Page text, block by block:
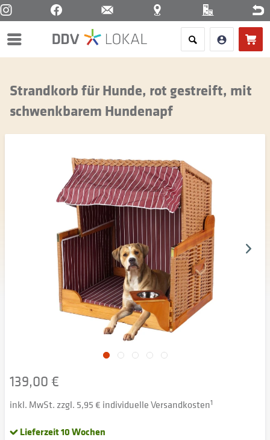
Menü
Strandkorb für Hunde, rot gestreift, mit
schwenkbarem Hundenapf
139,00 €
inkl. MwSt. zzgl. 5,95 € individuelle Versandkosten1
Lieferzeit 10 Wochen